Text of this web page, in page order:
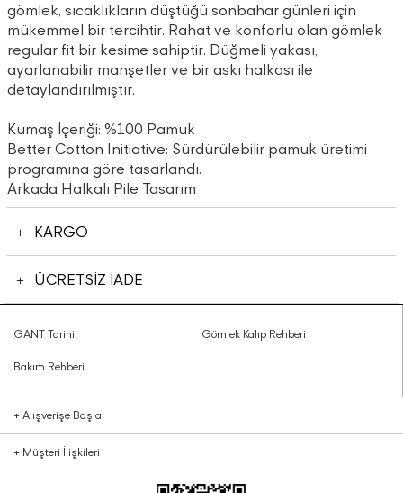
gömlek, sıcaklıkların düştüğü sonbahar günleri için
mükemmel bir tercihtir. Rahat ve konforlu olan gömlek
regular fit bir kesime sahiptir. Düğmeli yakası,
ayarlanabilir manşetler ve bir askı halkası ile
detaylandırılmıştır.
Kumaş İçeriği: %100 Pamuk
Better Cotton Initiative: Sürdürülebilir pamuk üretimi
programına göre tasarlandı.
Arkada Halkalı Pile Tasarım
KARGO
ÜCRETSİZ İADE
GANT Tarihi Gömlek Kalıp Rehberi
Bakım Rehberi
+ Alışverişe Başla
+ Müşteri İlişkileri